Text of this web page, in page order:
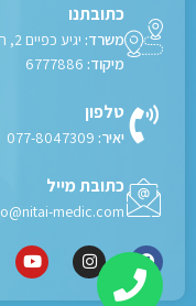
כתובתנו
משרד: יגיע כפיים 2, תל אביב.
מיקוד:
טלפון
יאיר:
כתובת מייל
medic.com